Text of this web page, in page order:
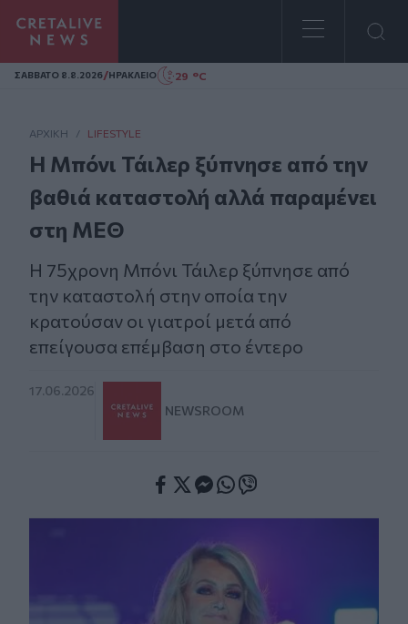
Homepage
ΣAΒΒΑΤΟ 8.8.2026/ΗΡΑΚΛΕΙΟ 29 °C
ΑΡΧΙΚΗ / LIFESTYLE
Η Μπόνι Τάιλερ ξύπνησε από την
βαθιά καταστολή αλλά παραμένει
στη ΜΕΘ
Η 75χρονη Μπόνι Τάιλερ ξύπνησε από
την καταστολή στην οποία την
κρατούσαν οι γιατροί μετά από
επείγουσα επέμβαση στο έντερο
17.06.2026
NEWSROOM